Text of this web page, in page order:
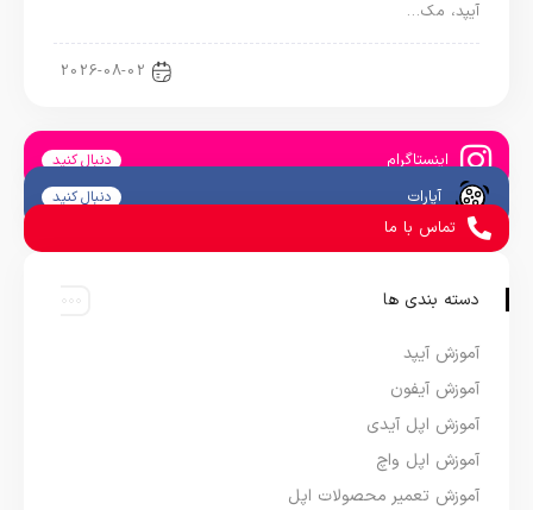
آیپد، مک…
2026-08-02
اینستاگرام دنبال کنید
آپارات دنبال کنید
تماس با ما
دسته بندی ها
آموزش آیپد
آموزش آیفون
آموزش اپل آیدی
آموزش اپل واچ
آموزش تعمیر محصولات اپل